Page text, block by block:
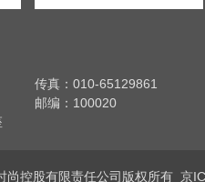
传真：010-65129861
邮编：100020
尚控股有限责任公司版权所有 京